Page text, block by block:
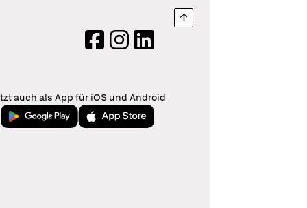
Nach oben springen
FacebookInstagram
LinkedIn
auch als App für iOS und Android
Jetzt bei Google PlayLaden im App Store